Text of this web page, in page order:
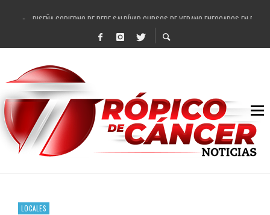
DISEÑA GOBIERNO DE PEPE SALDÍVAR CURSOS DE VERANO ENFOCADOS EN
REFRENDAN LOS 28 DELEGADOS Y 14 COMISARIADOS DE GUADALUPE APOYO A
FORTALECE GOBIERNO DE PEPE SALDÍVAR LA EDUCACIÓN EN LA ZACATECANA
GOBIERNO DE PEPE SALDÍVAR Y GRUPO FEMSA GENERAN MÁS DE 3 MIL EMPLEOS
CUARTA FERIA EXPO AGROPECUARIA TRAJO BENEFICIO DIRECTO A GUADALUPE:
RECONOCE PEPE SALDÍVAR A ARTISTA ZACATECANA VICTORIA HERNÁNDEZ
EGRESA GOBIERNO DE PEPE SALDÍVAR A 500 NUEVAS EMPRESARIAS
SON MUJERES GUADALUPENSES PRINCIPALES BENEFICIADAS DEL PROGRAMA
LOCALES